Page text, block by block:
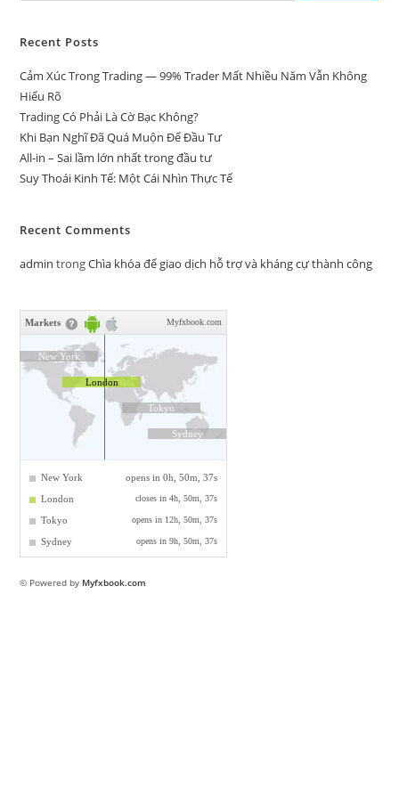
Recent Posts
Cảm Xúc Trong Trading — 99% Trader Mất Nhiều Năm Vẫn Không
Hiểu Rõ
Trading Có Phải Là Cờ Bạc Không?
Khi Bạn Nghĩ Đã Quá Muộn Để Đầu Tư
All-in – Sai lầm lớn nhất trong đầu tư
Suy Thoái Kinh Tế: Một Cái Nhìn Thực Tế
Recent Comments
admin trongChìa khóa để giao dịch hỗ trợ và kháng cự thành công
© Powered by Myfxbook.com